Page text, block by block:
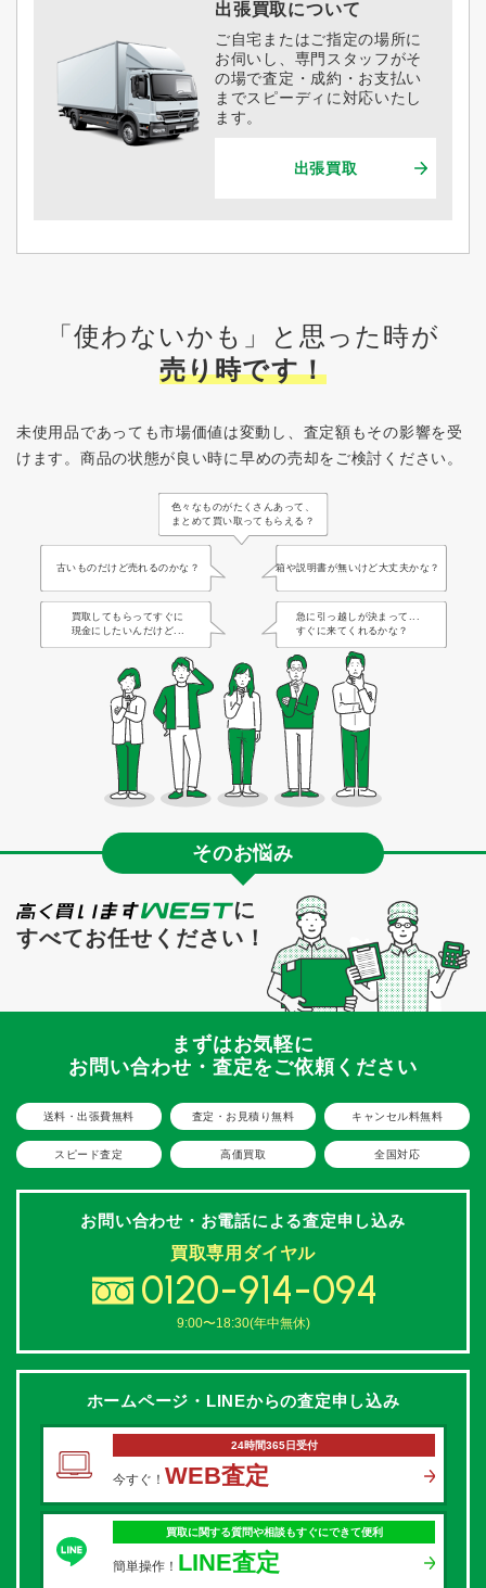
出張買取について
ご自宅またはご指定の場所に
お伺いし、専門スタッフがそ
の場で査定・成約・お支払い
までスピーディに対応いたし
ます。
出張買取
「使わないかも」と思った時が
売り時です！
未使用品であっても市場価値は変動し、査定額もその影響を受
けます。 商品の状態が良い時に早めの売却をご検討ください。
色々なものがたくさんあって、
まとめて買い取ってもらえる？
古いものだけど売れるのかな？ 箱や説明書が無いけど大丈夫かな？
買取してもらってすぐに
現金にしたいんだけど...
急に引っ越しが決まって...
すぐに来てくれるかな？
そのお悩み
に
すべてお任せください！
まずはお気軽に
お問い合わせ・査定をご依頼ください
送料・出張費無料 査定・お見積り無料 キャンセル料無料
スピード査定 高価買取 全国対応
お問い合わせ・お電話による査定申し込み
買取専用ダイヤル
0120-914-094
9:00〜18:30(年中無休)
ホームページ・LINEからの査定申し込み
24時間365日受付
今すぐ！ WEB査定
買取に関する質問や相談もすぐにできて便利
簡単操作！ LINE査定